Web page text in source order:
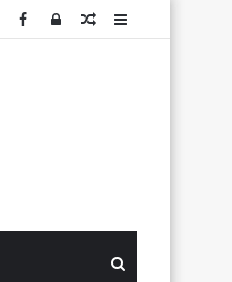
Sidebar
Articolo
Log
Facebook